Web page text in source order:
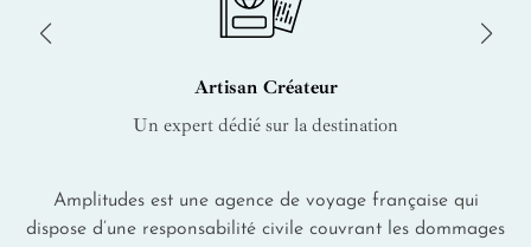
Artisan Créateur
Un expert dédié sur la destination
Amplitudes est une agence de voyage française qui
dispose d’une responsabilité civile couvrant les dommages